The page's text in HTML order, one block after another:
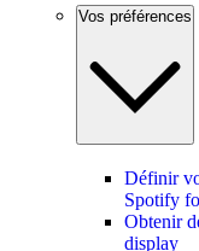
Vos préférences
Définir
Spotify
Obtenir
display